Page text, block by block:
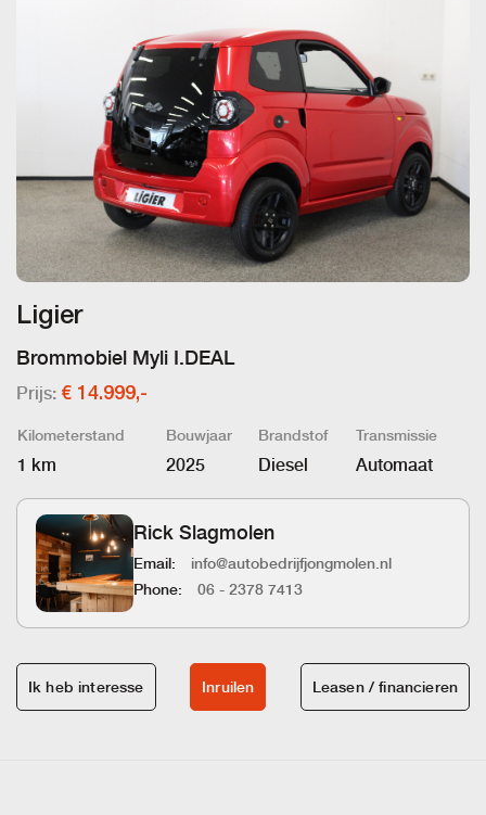
Ligier
Brommobiel Myli I.DEAL
Prijs: € 14.999,-
Kilometerstand
1 km
Bouwjaar
2025
Brandstof
Diesel
Transmissie
Automaat
Rick Slagmolen
Email:
info@autobedrijfjongmolen.nl
Phone:
06 - 2378 7413
Ik heb interesse Inruilen Leasen / financieren